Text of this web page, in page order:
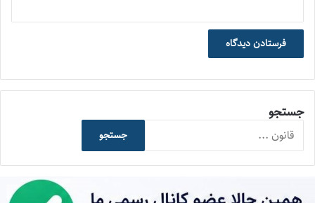
جستجو
جستجو